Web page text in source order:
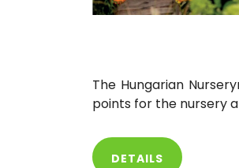
The Hungarian
points for the nursery
DETAILS